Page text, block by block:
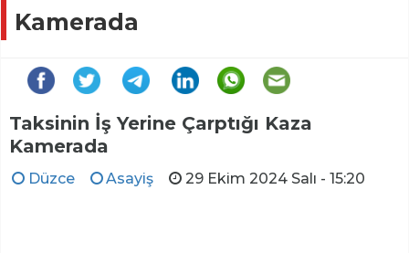
Kamerada
Taksinin İş Yerine Çarptığı Kaza
Kamerada
Düzce Asayiş 29 Ekim 2024 Salı - 15:20